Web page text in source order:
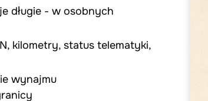
długie - w osobnych
kilometry, status telematyki,
wynajmu